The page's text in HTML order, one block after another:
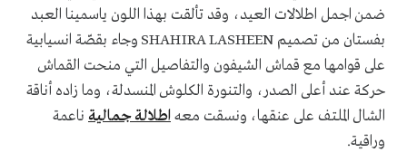
ضمن اجمل اطلالات العيد، وقد تألقت بهذا اللون ياسمينا العبد
بفستان من تصميم SHAHIRA LASHEEN وجاء بقصّة انسيابية
على قوامها مع قماش الشيفون والتفاصيل التي منحت القماش
حركة عند أعلى الصدر، والتنورة الكلوش المنسدلة، وما زاده أناقة
الشال الملتف على عنقها، ونسقت معهاطلالة جمالية ناعمة
وراقية.